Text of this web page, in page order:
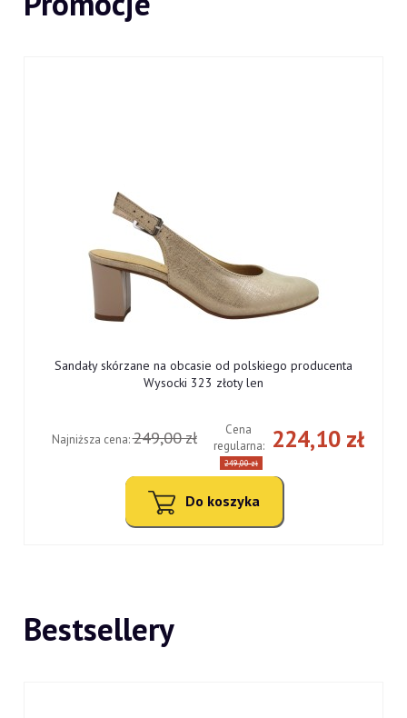
Sandały skórzane na obcasie od polskiego producenta
Wysocki 323 złoty len
224,10 zł
Cena
regularna:
249,00 zł
Najniższa cena:249,00 zł
Do koszyka
Bestsellery